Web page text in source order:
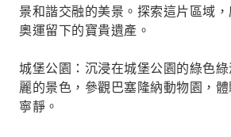
景和諧交融的美景。探索這片區域
奧運留下的寶貴遺產。
城堡公園：沉浸在城堡公園的綠色
麗的景色，參觀巴塞隆納動物園，
寧靜。